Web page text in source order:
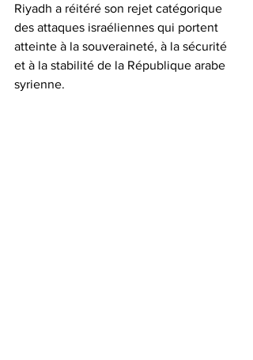
Riyadh a réitéré son rejet catégorique
des attaques israéliennes qui portent
atteinte à la souveraineté, à la sécurité
et à la stabilité de la République arabe
syrienne.